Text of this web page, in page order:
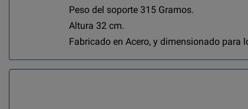
Peso del soporte 315 Gramos.
Altura 32 cm.
Fabricado en Acero, y dimensionado